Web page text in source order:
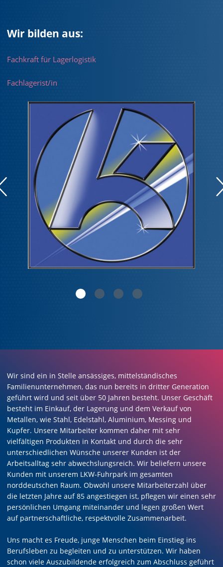
Wir bilden aus:
Fachkraft für Lagerlogistik
Fachlagerist/in
Wir sind ein in Stelle ansässiges, mittelständisches
Familienunternehmen, das nun bereits in dritter Generation
geführt wird und seit über 50 Jahren besteht. Unser Geschäft
besteht im Einkauf, der Lagerung und dem Verkauf von
Metallen, wie Stahl, Edelstahl, Aluminium, Messing und
Kupfer. Unsere Mitarbeiter kommen daher mit sehr
vielfältigen Produkten in Kontakt und durch die sehr
unterschiedlichen Wünsche unserer Kunden ist der
Arbeitsalltag sehr abwechslungsreich. Wir beliefern unsere
Kunden mit unserem LKW-Fuhrpark im gesamten
norddeutschen Raum. Obwohl unsere Mitarbeiterzahl über
die letzten Jahre auf 85 angestiegen ist, pflegen wir einen sehr
persönlichen Umgang miteinander und legen großen Wert
auf partnerschaftliche, respektvolle Zusammenarbeit.
Uns macht es Freude, junge Menschen beim Einstieg ins
Berufsleben zu begleiten und zu unterstützen. Wir haben
schon viele Auszubildende erfolgreich zum Abschluss geführt